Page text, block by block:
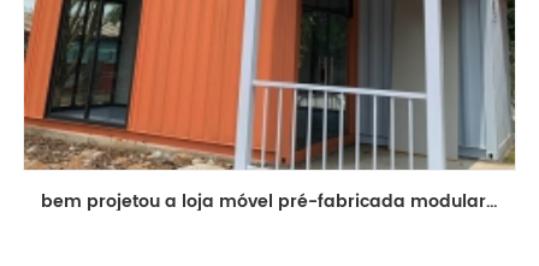
bem projetou a loja móvel pré-fabricada modular da construção de casa do recipiente de transporte de 20ft